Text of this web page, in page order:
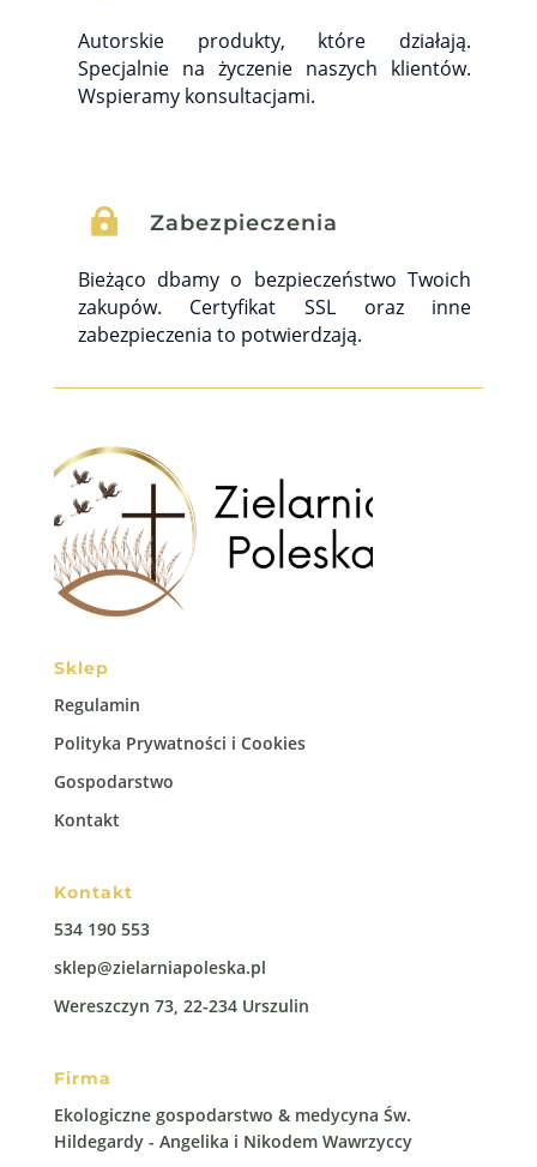
Autorskie produkty, które działają.
Specjalnie na życzenie naszych klientów.
Wspieramy konsultacjami.
 Zabezpieczenia
Bieżąco dbamy o bezpieczeństwo Twoich
zakupów. Certyfikat SSL oraz inne
zabezpieczenia to potwierdzają.
Sklep
Regulamin
Polityka Prywatności i Cookies
Gospodarstwo
Kontakt
Kontakt
534 190 553
sklep@zielarniapoleska.pl
Wereszczyn 73, 22-234 Urszulin
Firma
Ekologiczne gospodarstwo & medycyna Św.
Hildegardy - Angelika i Nikodem Wawrzyccy